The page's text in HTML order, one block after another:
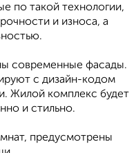
по такой технологии,
и износа, а
современные фасады.
с дизайн-кодом
Жилой комплекс будет
и стильно.
предусмотрены